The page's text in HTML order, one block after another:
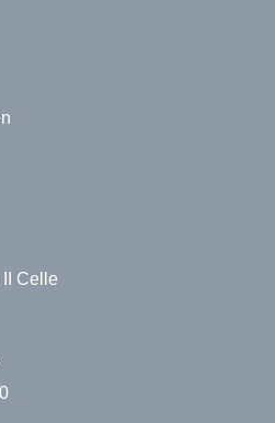
Celle